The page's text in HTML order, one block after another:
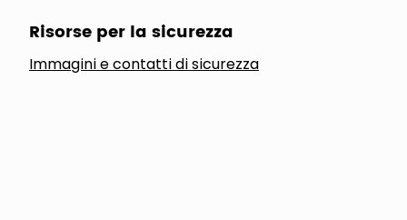
Risorse per la sicurezza
Immagini e contatti di sicurezza